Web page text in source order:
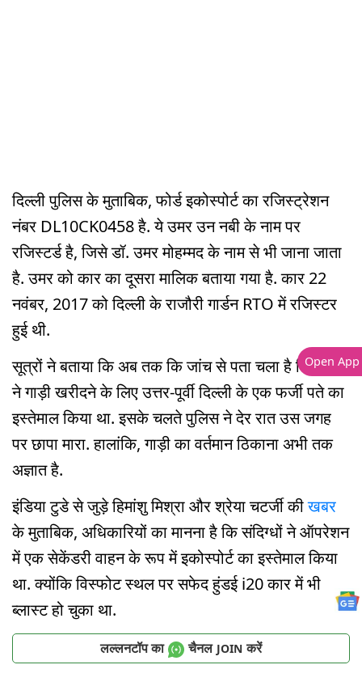
दिल्ली पुलिस के मुताबिक, फोर्ड इकोस्पोर्ट का रजिस्ट्रेशन
नंबर DL10CK0458 है. ये उमर उन नबी के नाम पर
रजिस्टर्ड है, जिसे डॉ. उमर मोहम्मद के नाम से भी जाना जाता
है. उमर को कार का दूसरा मालिक बताया गया है. कार 22
नवंबर, 2017 को दिल्ली के राजौरी गार्डन RTO में रजिस्टर
हुई थी.
सूत्रों ने बताया कि अब तक कि जांच से पता चला है कि उमर
ने गाड़ी खरीदने के लिए उत्तर-पूर्वी दिल्ली के एक फर्जी पते का
इस्तेमाल किया था. इसके चलते पुलिस ने देर रात उस जगह
पर छापा मारा. हालांकि, गाड़ी का वर्तमान ठिकाना अभी तक
अज्ञात है.
इंडिया टुडे से जुड़े हिमांशु मिश्रा और श्रेया चटर्जी कीखबर
के मुताबिक, अधिकारियों का मानना है कि संदिग्धों ने ऑपरेशन
में एक सेकेंडरी वाहन के रूप में इकोस्पोर्ट का इस्तेमाल किया
था. क्योंकि विस्फोट स्थल पर सफेद हुंडई i20 कार में भी
ब्लास्ट हो चुका था.
लल्लनटॉप का चैनल JOIN करें
Open App